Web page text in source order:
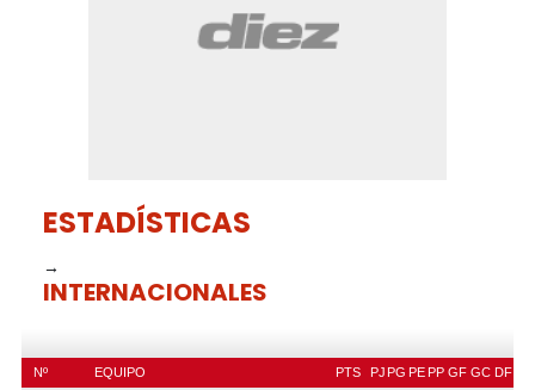
ESTADÍSTICAS
→
INTERNACIONALES